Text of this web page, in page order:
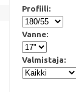
Profiili:
Vanne:
Valmistaja: